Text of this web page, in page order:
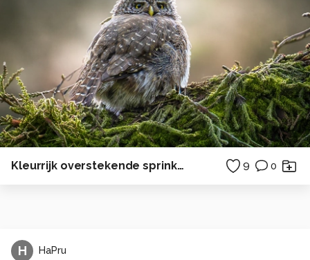
Kleurrijk overstekende sprinkhaan 9 0
H HaPru